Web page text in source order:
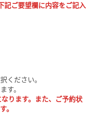
記ご要望欄に内容をご記入
ください。
す。
ります。また、ご予約状
。